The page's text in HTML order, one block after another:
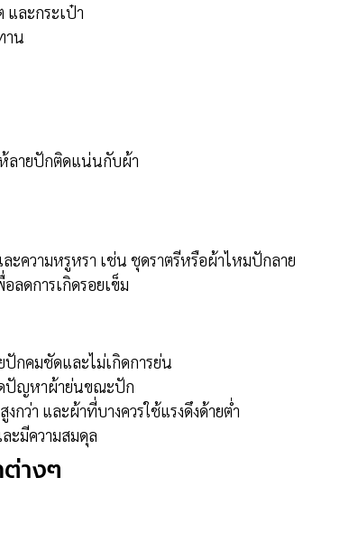
และกระเป๋า
าน
ลายปักติดแน่นกับผ้า
ะความหรูหรา เช่น ชุดราตรีหรือผ้าไหมปักลาย
ลดการเกิดรอยเข็ม
กคมชัดและไม่เกิดการย่น
ดปัญหาผ้าย่นขณะปัก
กว่า และผ้าที่บางควรใช้แรงดึงด้ายต่ำ
ะมีความสมดุล
างๆ